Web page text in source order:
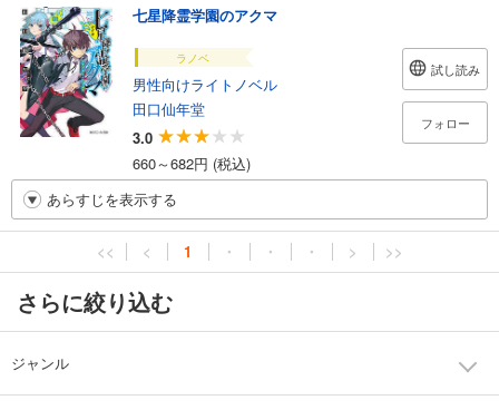
七星降霊学園のアクマ
ラノベ
男性向けライトノベル
田口仙年堂
3.0
660～682円 (税込)
試し読み
フォロー
あらすじを表示する
<< < 1 ・ ・ ・ > >>
さらに絞り込む
ジャンル